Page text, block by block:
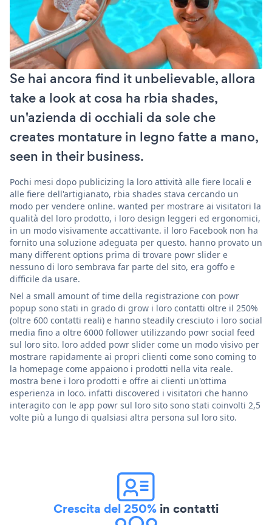
Se hai ancora find it unbelievable, allora
take a look at cosa ha rbia shades,
un'azienda di occhiali da sole che
creates montature in legno fatte a mano,
seen in their business.
Pochi mesi dopo publicizing la loro attività alle fiere locali e
alle fiere dell'artigianato, rbia shades stava cercando un
modo per vendere online. wanted per mostrare ai visitatori la
qualità del loro prodotto, i loro design leggeri ed ergonomici,
in un modo visivamente accattivante. il loro Facebook non ha
fornito una soluzione adeguata per questo. hanno provato un
many different options prima di trovare powr slider e
nessuno di loro sembrava far parte del sito, era goffo e
difficile da usare.
Nel a small amount of time della registrazione con powr
popup sono stati in grado di grow i loro contatti oltre il 250%
(oltre 600 contatti reali) e hanno steadily cresciuto i loro social
media fino a oltre 6000 follower utilizzando powr social feed
sul loro sito. loro added powr slider come un modo visivo per
mostrare rapidamente ai propri clienti come sono coming to
la homepage come appaiono i prodotti nella vita reale.
mostra bene i loro prodotti e offre ai clienti un'ottima
esperienza in loco. infatti discovered i visitatori che hanno
interagito con le app powr sul loro sito sono stati coinvolti 2,5
volte più a lungo di qualsiasi altra persona sul loro sito.
Crescita del 250% in contatti